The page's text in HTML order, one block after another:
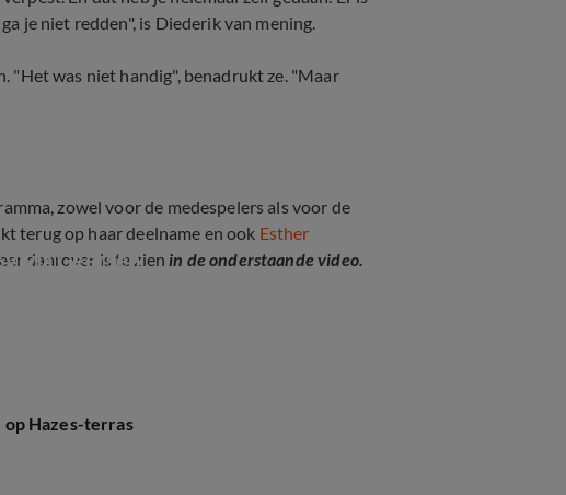
je niet redden", is Diederik van mening.
"Het was niet handig", benadrukt ze. "Maar
zowel voor de medespelers als voor de
terug op haar deelname en ook Esther
daarover is te zien in de onderstaande video.
Geersen
op Hazes-terras